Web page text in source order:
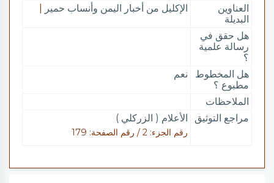
العناوين
البديلة
الإكليل من أخبار اليمن وأنساب حمير
هل حقق في
رسالة علمية
؟
هل المخطوط
مطبوع ؟
نعم
الملاحظات
مراجع التوثيق
الأعلام ( الزركلي )
رقم الجزء: 2 / رقم الصفحة: 179